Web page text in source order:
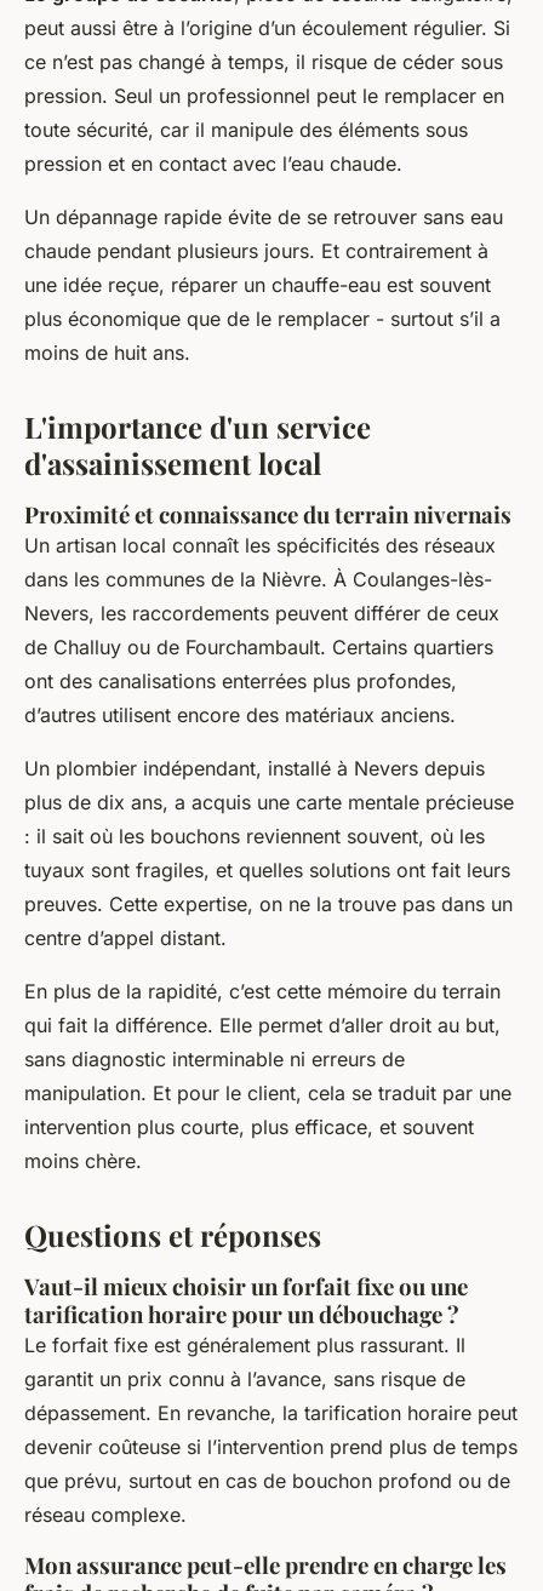
peut aussi être à l’origine d’un écoulement régulier. Si
ce n’est pas changé à temps, il risque de céder sous
pression. Seul un professionnel peut le remplacer en
toute sécurité, car il manipule des éléments sous
pression et en contact avec l’eau chaude.
Un dépannage rapide évite de se retrouver sans eau
chaude pendant plusieurs jours. Et contrairement à
une idée reçue, réparer un chauffe-eau est souvent
plus économique que de le remplacer - surtout s’il a
moins de huit ans.
L'importance d'un service
d'assainissement local
Proximité et connaissance du terrain nivernais
Un artisan local connaît les spécificités des réseaux
dans les communes de la Nièvre. À Coulanges-lès-
Nevers, les raccordements peuvent différer de ceux
de Challuy ou de Fourchambault. Certains quartiers
ont des canalisations enterrées plus profondes,
d’autres utilisent encore des matériaux anciens.
Un plombier indépendant, installé à Nevers depuis
plus de dix ans, a acquis une carte mentale précieuse
: il sait où les bouchons reviennent souvent, où les
tuyaux sont fragiles, et quelles solutions ont fait leurs
preuves. Cette expertise, on ne la trouve pas dans un
centre d’appel distant.
En plus de la rapidité, c’est cette mémoire du terrain
qui fait la différence. Elle permet d’aller droit au but,
sans diagnostic interminable ni erreurs de
manipulation. Et pour le client, cela se traduit par une
intervention plus courte, plus efficace, et souvent
moins chère.
Questions et réponses
Vaut-il mieux choisir un forfait fixe ou une
tarification horaire pour un débouchage ?
Le forfait fixe est généralement plus rassurant. Il
garantit un prix connu à l’avance, sans risque de
dépassement. En revanche, la tarification horaire peut
devenir coûteuse si l’intervention prend plus de temps
que prévu, surtout en cas de bouchon profond ou de
réseau complexe.
Mon assurance peut-elle prendre en charge les